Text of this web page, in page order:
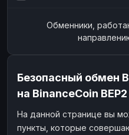
RUB
Обменники,
Безопасный обмен
на BinanceCoin BEP2
На данной странице вы
пункты, которые